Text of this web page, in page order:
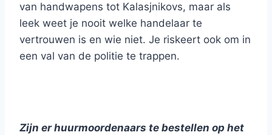
van handwapens tot Kalasjnikovs, maar als
leek weet je nooit welke handelaar te
vertrouwen is en wie niet. Je riskeert ook om in
een val van de politie te trappen.
Zijn er huurmoordenaars te bestellen op het